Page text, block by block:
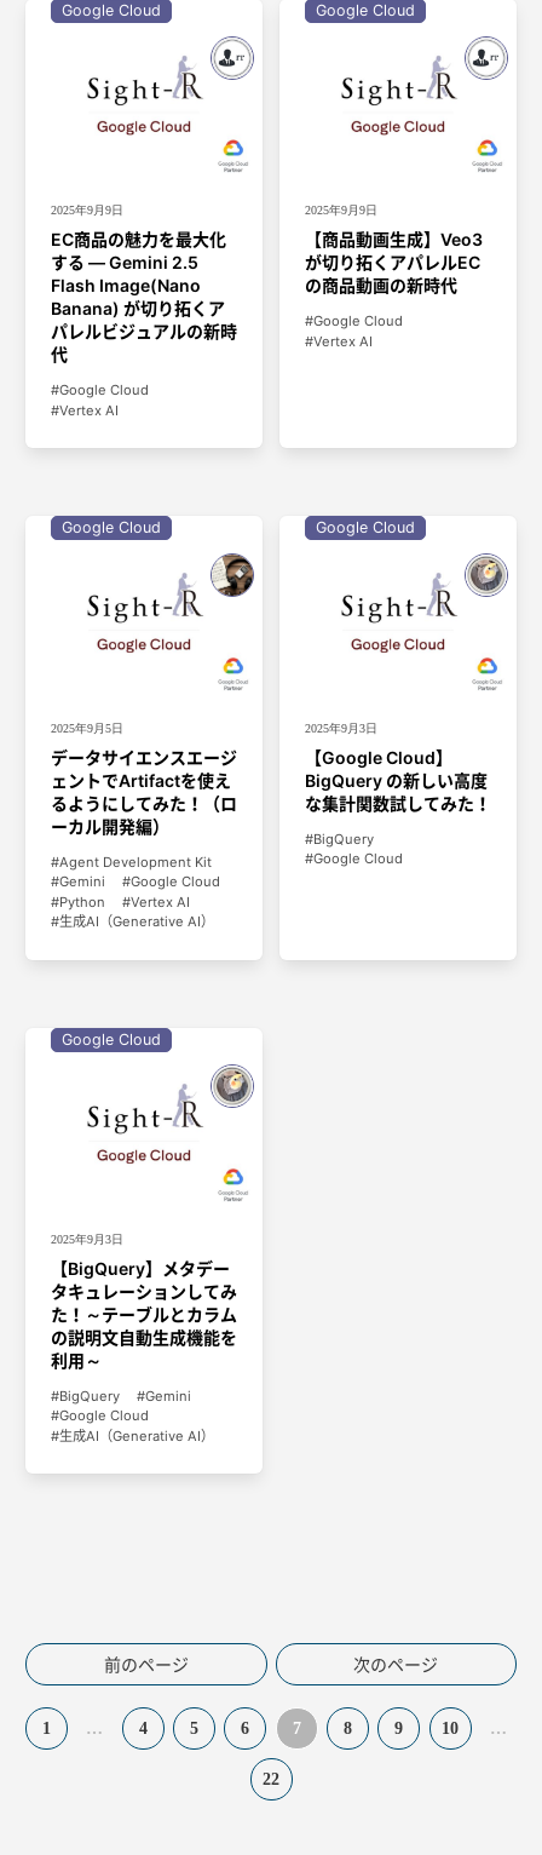
Google Cloud
2025年9月9日
EC商品の魅力を最大化
する ― Gemini 2.5
Flash Image(Nano
Banana) が切り拓くア
パレルビジュアルの新時
代
Google Cloud
Vertex AI
Google Cloud
2025年9月9日
【商品動画生成】Veo3
が切り拓くアパレルEC
の商品動画の新時代
Google Cloud
Vertex AI
Google Cloud
2025年9月5日
データサイエンスエージ
ェントでArtifactを使え
るようにしてみた！（ロ
ーカル開発編）
Agent Development Kit
Gemini
Google Cloud
Python
Vertex AI
生成AI（Generative AI）
Google Cloud
2025年9月3日
【Google Cloud】
BigQuery の新しい高度
な集計関数試してみた！
BigQuery
Google Cloud
Google Cloud
2025年9月3日
【BigQuery】メタデー
タキュレーションしてみ
た！～テーブルとカラム
の説明文自動生成機能を
利用～
BigQuery
Gemini
Google Cloud
生成AI（Generative AI）
前のページ 次のページ
1 … 4 5 6 7 8 9 10 …
22